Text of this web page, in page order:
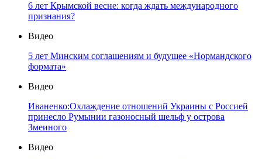
6 лет Крымской весне: когда ждать международного
признания?
Видео
5 лет Минским соглашениям и будущее «Нормандского
формата»
Видео
Иваненко:Охлаждение отношений Украины с Россией
принесло Румынии газоносный шельф у острова
Змеиного
Видео